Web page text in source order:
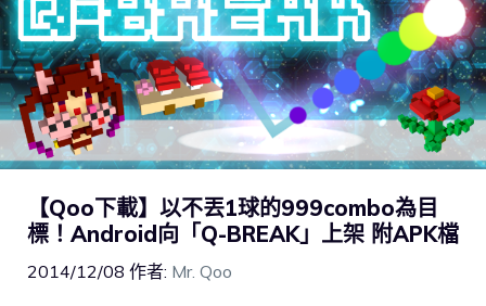
【Qoo下載】以不丟1球的999combo為目
標！Android向「Q-BREAK」上架 附APK檔
2014/12/08 作者: Mr. Qoo